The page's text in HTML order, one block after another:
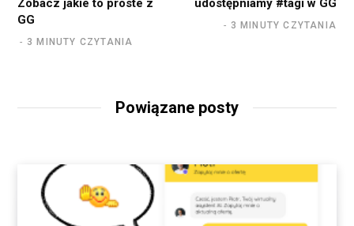
Zobacz jakie to proste z
GG
3 MINUTY CZYTANIA
udostępniamy #tagi w GG
3 MINUTY CZYTANIA
Powiązane posty